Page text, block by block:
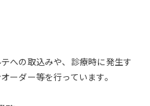
への取込みや、診療時に発生す
ーダー等を行っています。